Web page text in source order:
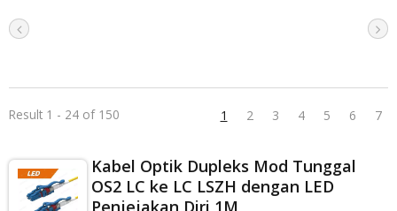
Result 1 - 24 of 150 1 2 3 4 5 6 7
Kabel Optik Dupleks Mod Tunggal
OS2 LC ke LC LSZH dengan LED
Penjejakan Diri 1M